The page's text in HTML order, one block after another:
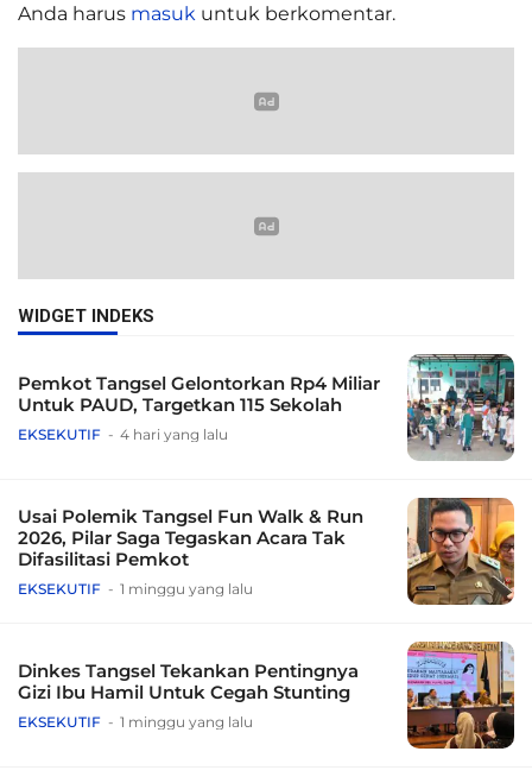
Anda harus masuk untuk berkomentar.
WIDGET INDEKS
Pemkot Tangsel Gelontorkan Rp4 Miliar
Untuk PAUD, Targetkan 115 Sekolah
EKSEKUTIF 4 hari yang lalu
Usai Polemik Tangsel Fun Walk & Run
2026, Pilar Saga Tegaskan Acara Tak
Difasilitasi Pemkot
EKSEKUTIF 1 minggu yang lalu
Dinkes Tangsel Tekankan Pentingnya
Gizi Ibu Hamil Untuk Cegah Stunting
EKSEKUTIF 1 minggu yang lalu